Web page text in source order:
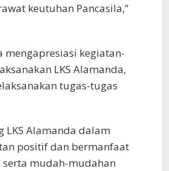
keutuhan Pancasila,”
mengapresiasi kegiatan-
LKS Alamanda,
tugas-tugas
LKS Alamanda dalam
positif dan bermanfaat
mudah-mudahan